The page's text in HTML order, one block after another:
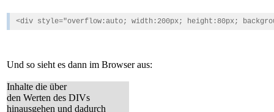
<div style="overflow:auto; width:200px; height:80px;
Und so sieht es dann im Browser aus:
Inhalte die über
den Werten des DIVs
hinausgehen und dadurch